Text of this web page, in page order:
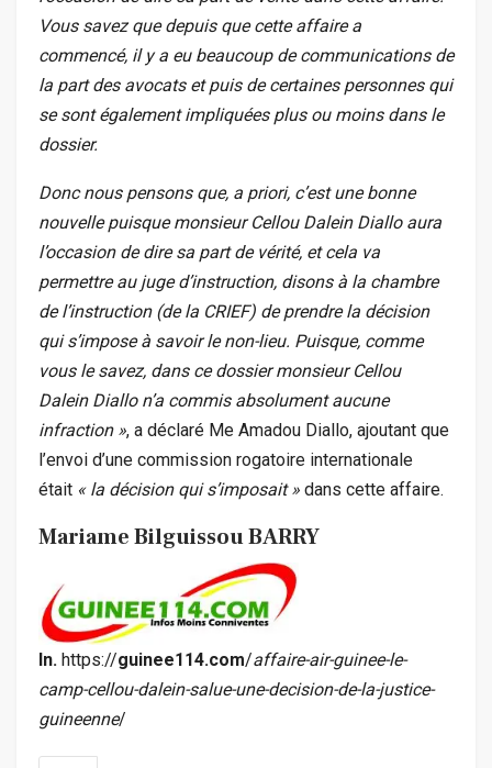
Vous savez que depuis que cette affaire a
commencé, il y a eu beaucoup de communications de
la part des avocats et puis de certaines personnes qui
se sont également impliquées plus ou moins dans le
dossier.
Donc nous pensons que, a priori, c’est une bonne
nouvelle puisque monsieur Cellou Dalein Diallo aura
l’occasion de dire sa part de vérité, et cela va
permettre au juge d’instruction, disons à la chambre
de l’instruction (de la CRIEF) de prendre la décision
qui s’impose à savoir le non-lieu. Puisque, comme
vous le savez, dans ce dossier monsieur Cellou
Dalein Diallo n’a commis absolument aucune
infraction », a déclaré Me Amadou Diallo, ajoutant que
l’envoi d’une commission rogatoire internationale
était « la décision qui s’imposait » dans cette affaire.
Mariame Bilguissou BARRY
In. https://guinee114.com/affaire-air-guinee-le-
camp-cellou-dalein-salue-une-decision-de-la-justice-
guineenne/